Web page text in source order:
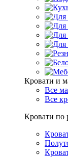
Кровати и
Все
Все
Кровати по